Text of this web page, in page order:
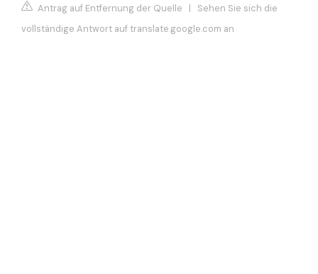
Antrag auf Entfernung der Quelle | Sehen Sie sich die
vollständige Antwort auf translate.google.com an